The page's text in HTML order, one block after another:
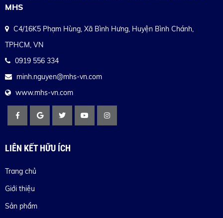
MHS
C4/16K5 Phạm Hùng, Xã Bình Hưng, Huyện Bình Chánh,
TPHCM, VN
0919 556 334
minh.nguyen@mhs-vn.com
www.mhs-vn.com
LIÊN KẾT HỮU ÍCH
Trang chủ
Giới thiệu
Sản phẩm